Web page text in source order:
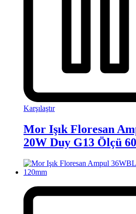
Karşılaştır
Mor Işık Floresan
20W Duy G13 Ölçü